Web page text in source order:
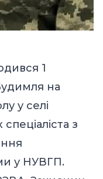
1
на
у селі
з
у НУВГП.